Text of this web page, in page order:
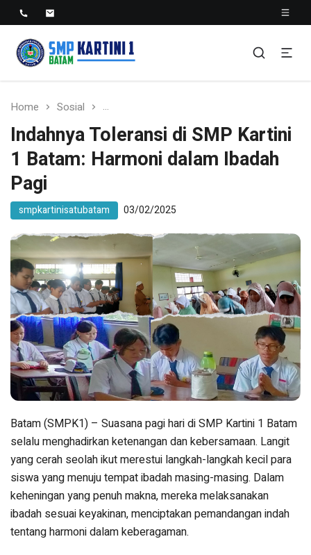
Home Sosial Indahnya Toleransi di SMP Kartini 1
Indahnya Toleransi di SMP Kartini
1 Batam: Harmoni dalam Ibadah
Pagi
smpkartinisatubatam 03/02/2025
Batam (SMPK1) – Suasana pagi hari di SMP Kartini 1 Batam
selalu menghadirkan ketenangan dan kebersamaan. Langit
yang cerah seolah ikut merestui langkah-langkah kecil para
siswa yang menuju tempat ibadah masing-masing. Dalam
keheningan yang penuh makna, mereka melaksanakan
ibadah sesuai keyakinan, menciptakan pemandangan indah
tentang harmoni dalam keberagaman.